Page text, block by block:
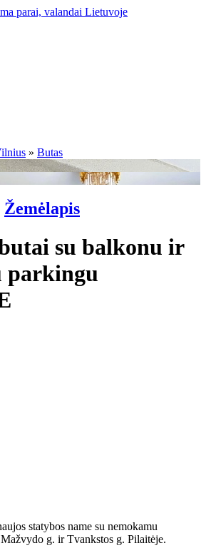
» Butas
Žemėlapis
su balkonu ir
parkingu
statybos name su nemokamu
g. ir Tvankstos g. Pilaitėje.